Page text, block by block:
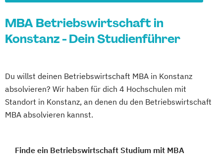
MBA Betriebswirtschaft in
Konstanz - Dein Studienführer
Du willst deinen Betriebswirtschaft MBA in Konstanz
absolvieren? Wir haben für dich 4 Hochschulen mit
Standort in Konstanz, an denen du den Betriebswirtschaft
MBA absolvieren kannst.
Finde ein Betriebswirtschaft Studium mit MBA